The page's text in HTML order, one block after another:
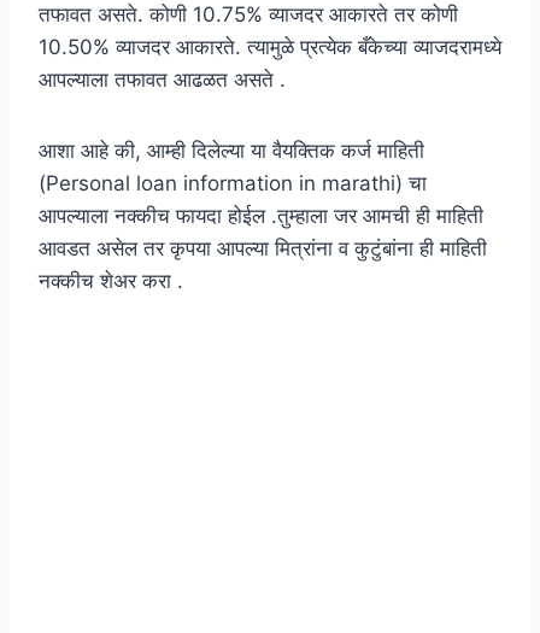
तफावत असते. कोणी 10.75% व्याजदर आकारते तर कोणी
10.50% व्याजदर आकारते. त्यामुळे प्रत्येक बँकेच्या व्याजदरामध्ये
आपल्याला तफावत आढळत असते .
आशा आहे की, आम्ही दिलेल्या या वैयक्तिक कर्ज माहिती
(Personal loan information in marathi) चा
आपल्याला नक्कीच फायदा होईल .तुम्हाला जर आमची ही माहिती
आवडत असेल तर कृपया आपल्या मित्रांना व कुटुंबांना ही माहिती
नक्कीच शेअर करा .